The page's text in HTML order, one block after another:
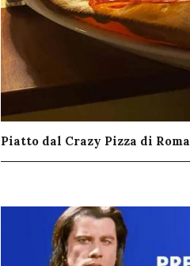
Piatto dal Crazy Pizza di Roma